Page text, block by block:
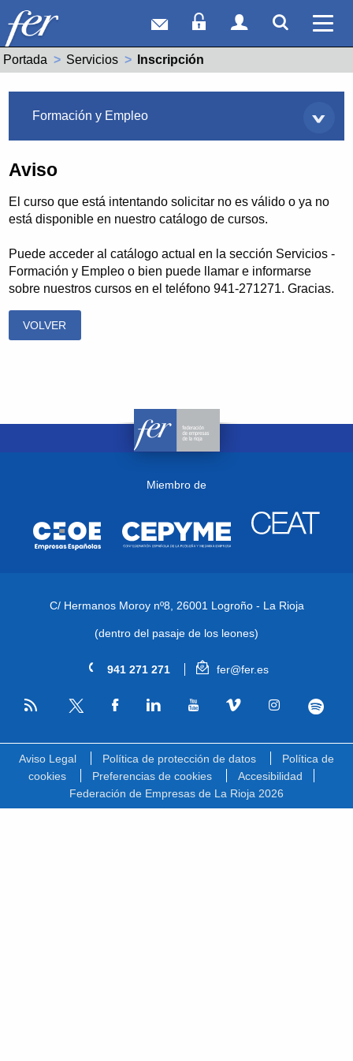
Correo webAcceso Socios
Acceso
Portada Servicios Actual:
Inscripción
Formación y Empleo
Aviso
El curso que está intentando solicitar no es válido o ya no
está disponible en nuestro catálogo de cursos.
Puede acceder al catálogo actual en la sección Servicios -
Formación y Empleo o bien puede llamar e informarse
sobre nuestros cursos en el teléfono 941-271271. Gracias.
VOLVER
Miembro de
C/ Hermanos Moroy nº8, 26001 Logroño - La Rioja
(dentro del pasaje de los leones)
941 271 271 fer@fer.es
RSS
Aviso Legal Política de protección de datos
Política de
cookies
Preferencias de cookies
Accesibilidad
Federación de Empresas de La Rioja 2026